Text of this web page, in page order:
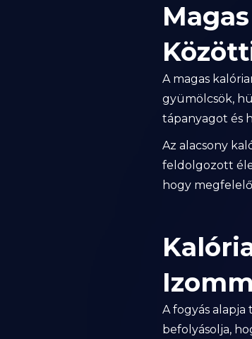
A magas
gyümölcsök,
tápanyagot és
Az alacsony
feldolgozott
hogy
A fogyás
befolyásolja,